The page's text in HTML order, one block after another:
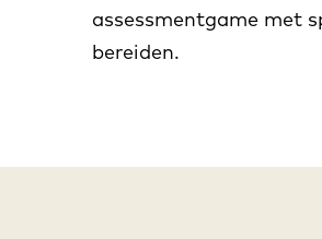
assessmentgame met
bereiden.